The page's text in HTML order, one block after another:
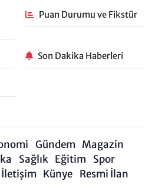
Puan Durumu ve Fikstür
Son Dakika Haberleri
Gündem Magazin
Sağlık Eğitim
Spor
İletişim Künye Resmi İlan